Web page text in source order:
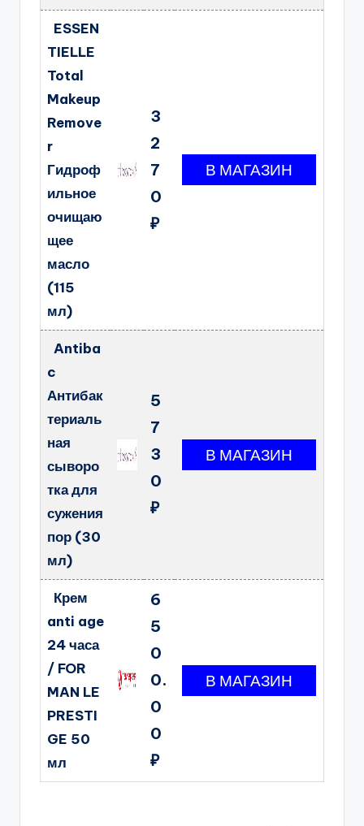
ESSEN
TIELLE
Total
Makeup
Remove
r
Гидроф
ильное
очищаю
щее
масло
(115
мл)
3
2
7
0
₽
Antiba
c
Антибак
териаль
ная
сыворо
тка для
сужения
пор (30
мл)
5
7
3
0
₽
Крем
anti age
24 часа
/ FOR
MAN LE
PRESTI
GE 50
мл
6
5
0
0.
0
0
₽